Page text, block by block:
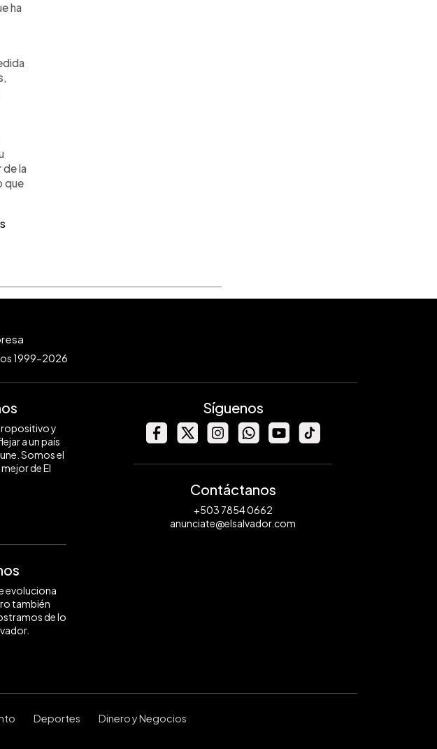
ha
de la
que
1999-2026
y
a un país
Somos el
de El
evoluciona
también
de lo
Síguenos
Contáctanos
+503 7854 0662
anunciate@elsalvador.com
Deportes Dinero y Negocios